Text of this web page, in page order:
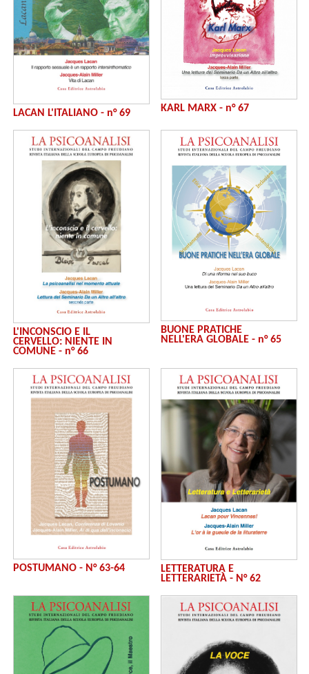
LACAN L'ITALIANO - n° 69 KARL MARX - n° 67
L'INCONSCIO E IL
CERVELLO: NIENTE IN
COMUNE - n° 66
BUONE PRATICHE
NELL'ERA GLOBALE - n° 65
POSTUMANO - N° 63-64
LETTERATURA E
LETTERARIETÀ - N° 62